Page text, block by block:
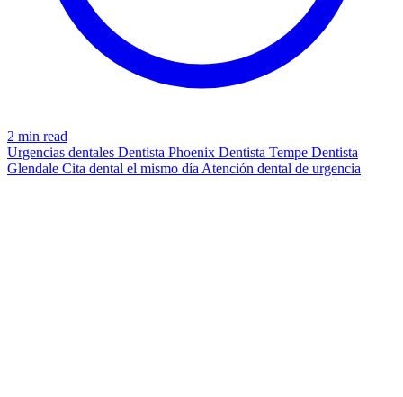
2 min read
Urgencias dentales Dentista Phoenix Dentista Tempe Dentista
Glendale Cita dental el mismo día Atención dental de urgencia